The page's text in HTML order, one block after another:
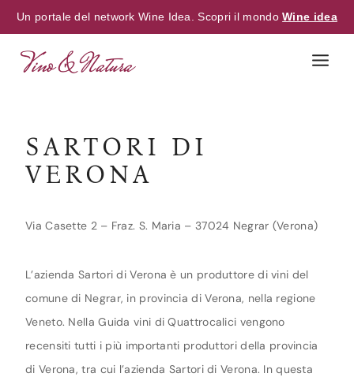
Un portale del network Wine Idea. Scopri il mondoWine idea
SARTORI DI
VERONA
Via Casette 2 – Fraz. S. Maria – 37024 Negrar (Verona)
L’azienda Sartori di Verona è un produttore di vini del
comune di Negrar, in provincia di Verona, nella regione
Veneto. Nella Guida vini di Quattrocalici vengono
recensiti tutti i più importanti produttori della provincia
di Verona, tra cui l’azienda Sartori di Verona. In questa